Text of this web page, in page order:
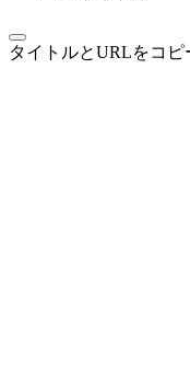
タイトルとURLをコピ